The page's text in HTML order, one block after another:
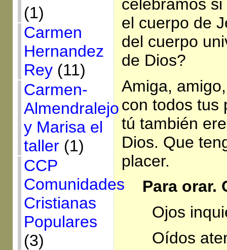
(1)
Carmen
Hernandez
Rey(11)
Carmen-
Almendralejo
y Marisa el
taller(1)
CCP
Comunidades
Cristianas
Populares
(3)
celebramos
el cuerpo de
del cuerpo
de Dios?
Amiga,
con todos tus
tú también
Dios. Que
placer.
Para orar.
Ojos
Oídos